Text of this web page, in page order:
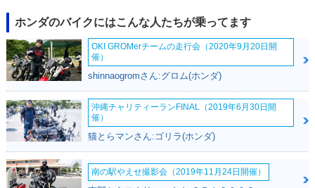
限定仕様
サリー・特別・限定
仕様
ェンジ
2012年 Super Cub
110・フルモデルチ
2010年 Super Cub
110・カラーチェン
2010年 Super Cub
110・カラーチェン
ホンダのバイクにはこんな人たちが乗ってます
OKI GROMerチームの走行会（2020年9月20日開
催）
shinnaogromさん:グロム(ホンダ)
沖縄チャリティーランFINAL（2019年6月30日開
催）
猫とらマンさん:ゴリラ(ホンダ)
南の駅やえせ撮影会（2019年11月24日開催）